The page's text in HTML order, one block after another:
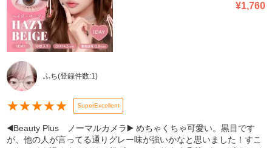
¥1,760
ふち(登録件数:1)
★★★★★ SuperExcellent
◀️Beauty Plus ノーマルカメラ▶️ めちゃくちゃ可愛い。黒目です
が、他の人が言ってる通りグレー味が強いかなと思いました！すこ